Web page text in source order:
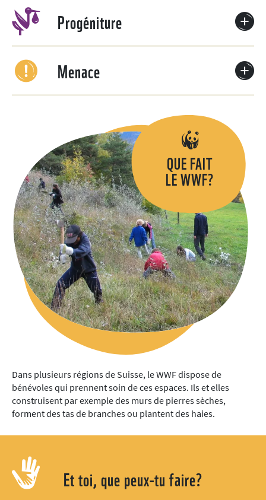
Progéniture
Menace
QUE FAIT
LE WWF?
Dans plusieurs régions de Suisse, le WWF dispose de
bénévoles qui prennent soin de ces espaces. Ils et elles
construisent par exemple des murs de pierres sèches,
forment des tas de branches ou plantent des haies.
Et toi, que peux-tu faire?